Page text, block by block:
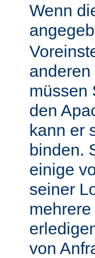
Wenn
müssen
den
kann er
binden.
einige
seiner
mehrere
von